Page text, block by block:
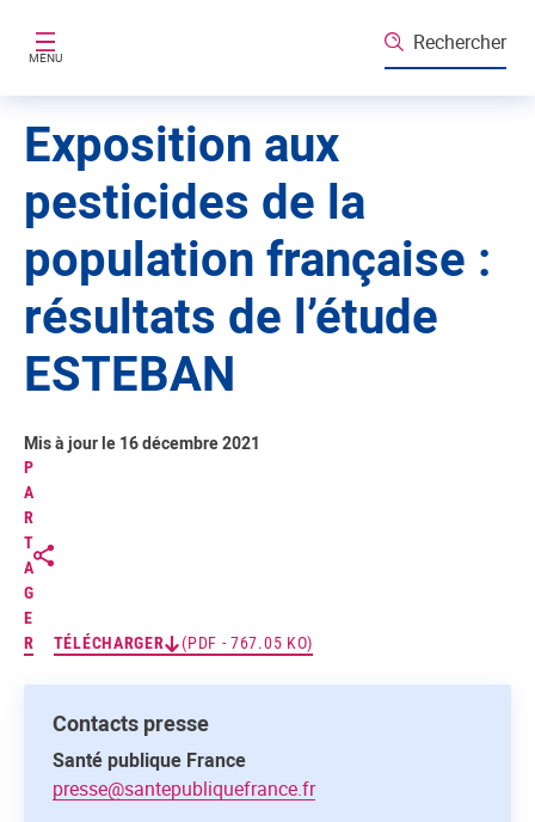
MENU
Rechercher
Exposition aux
pesticides de la
population française :
résultats de l’étude
ESTEBAN
P
A
R
T
A
G
E
R
TÉLÉCHARGER (PDF - 767.05 KO)
Mis à jour le 16 décembre 2021
Contacts presse
Santé publique France
presse@santepubliquefrance.fr